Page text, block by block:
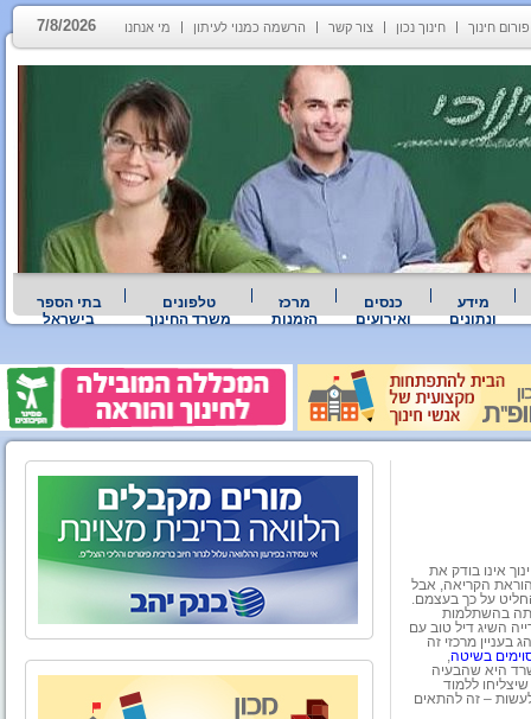
פורום חינוך חינוך נכון צור קשר הרשמה כמנוי לעיתון מי אנחנו 7/8/2026
מידע
ונתונים
כנסים
ואירועים
מרכז
הזמנות
טלפונים
משרד החינוך
בתי הספר
בישראל
אינו בודק את
הקריאה. בשוק יש כיום כ-40 שיטות להוראת הקריאה, אבל
על כך בעצמם.
בהשתלמות
השיג דיל טוב עם
בעניין מרכזי זה
בשיטה
היא שהבעיה
ללמוד
– זה להתאים